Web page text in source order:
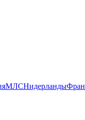
МЛСНидерланды